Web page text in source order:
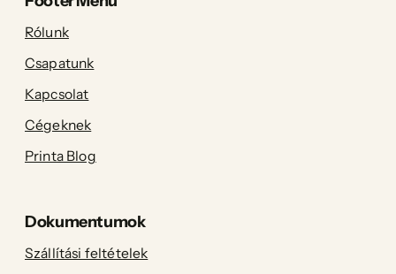
Rólunk
Csapatunk
Kapcsolat
Cégeknek
Printa Blog
Dokumentumok
Szállítási feltételek